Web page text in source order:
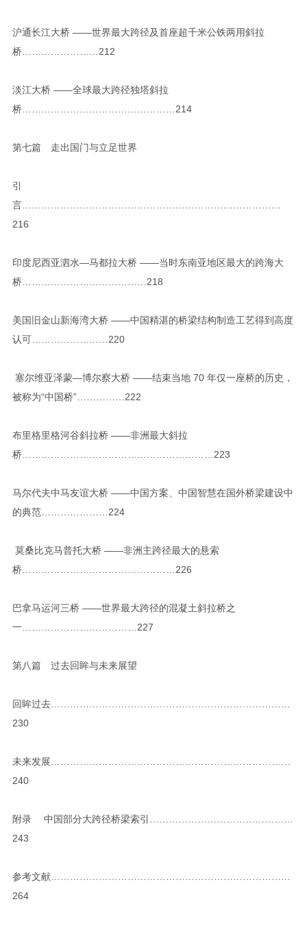
沪通长江大桥 ——世界最大跨径及首座超千米公铁两用斜拉
桥……………………212
淡江大桥 ——全球最大跨径独塔斜拉
桥…………………………………………214
第七篇 走出国门与立足世界
引
言………………………………………………………………………
216
印度尼西亚泗水—马都拉大桥 ——当时东南亚地区最大的跨海大
桥…………………………………218
美国旧金山新海湾大桥 ——中国精湛的桥梁结构制造工艺得到高度
认可……………………220
塞尔维亚泽蒙—博尔察大桥 ——结束当地 70 年仅一座桥的历史，
被称为“中国桥”……………222
布里格里格河谷斜拉桥 ——非洲最大斜拉
桥……………………………………………………223
马尔代夫中马友谊大桥 ——中国方案、中国智慧在国外桥梁建设中
的典范…………………224
莫桑比克马普托大桥 ——非洲主跨径最大的悬索
桥…………………………………………226
巴拿马运河三桥 ——世界最大跨径的混凝土斜拉桥之
一………………………………227
第八篇 过去回眸与未来展望
回眸过去…………………………………………………………………
230
未来发展…………………………………………………………………
240
附录 中国部分大跨径桥梁索引………………………………………
243
参考文献…………………………………………………………………
264